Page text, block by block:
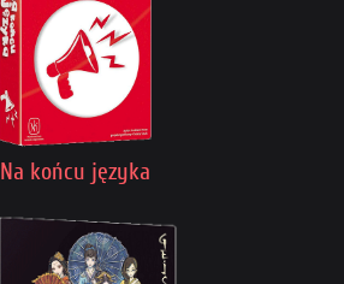
Na końcu języka